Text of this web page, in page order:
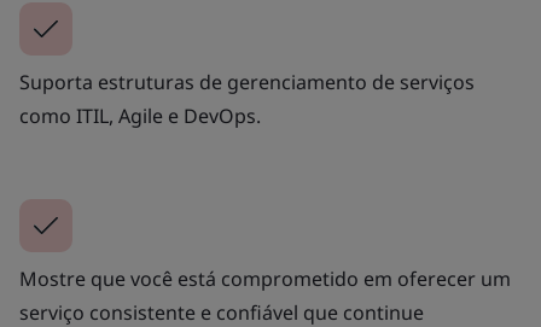
Suporta estruturas de gerenciamento de serviços
como ITIL, Agile e DevOps.
Mostre que você está comprometido em oferecer um
serviço consistente e confiável que continue